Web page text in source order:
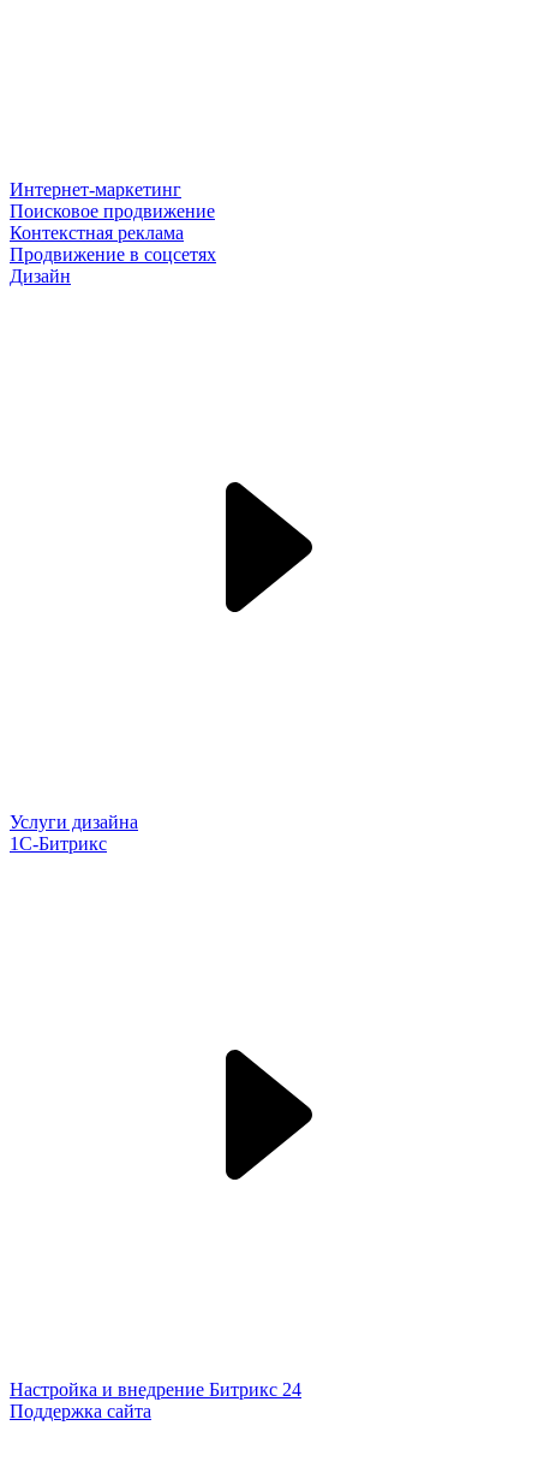
Интернет-маркетинг
Поисковое продвижение
Контекстная реклама
Продвижение в соцсетях
Дизайн
Услуги дизайна
1С-Битрикс
Настройка и внедрение Битрикс 24
Поддержка сайта